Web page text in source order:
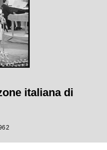
italiana di